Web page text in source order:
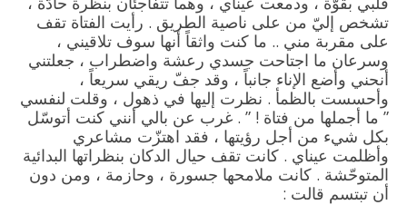
تشخص إليّ من على ناصية الطريق . رأيت الفتاة تقف
على مقربة مني .. ما كنت واثقاً أنها سوف تلاقيني ،
وسرعان ما اجتاحت جسدي رعشة واضطراب ، جعلتني
أنحني وأضع الإناء جانباً ، وقد جفّ ريقي سريعاً ،
وأحسست بالظمأ . نظرت إليها في ذهول ، وقلت لنفسي
” ما أجملها من فتاة ! ” . غرب عن بالي أنني كنت أتوسّل
بكل شيء من أجل رؤيتها ، فقد اهتزّت مشاعري
وأظلمت عيناي . كانت تقف حيال الدكان بنظراتها البدائية
المتوحّشة . كانت ملامحها جسورة ، وحازمة ، ومن دون
أن تبتسم قالت :